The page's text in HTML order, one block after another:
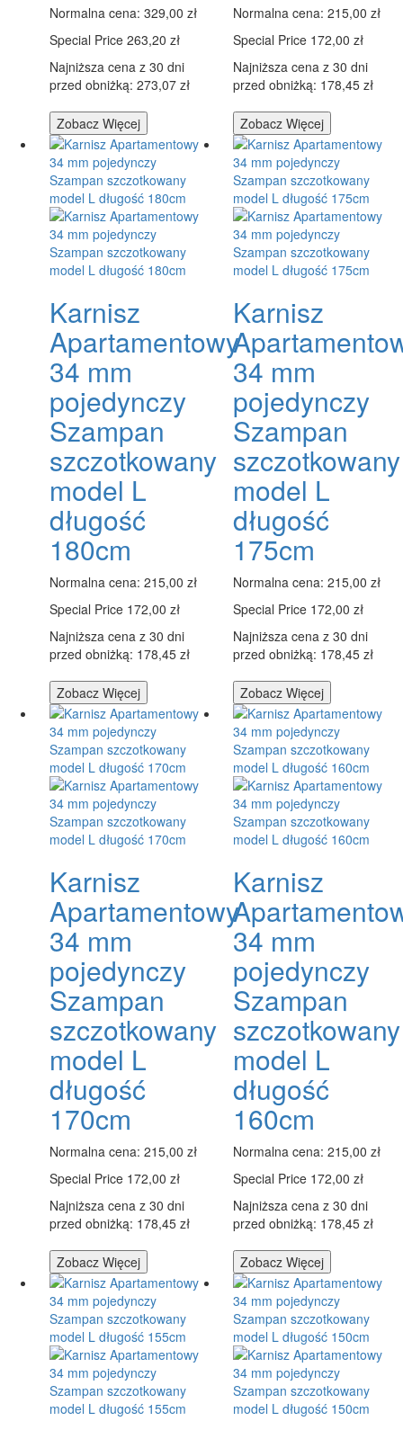
Normalna cena: 329,00 zł
Special Price 263,20 zł
Najniższa cena z 30 dni
przed obniżką: 273,07 zł
Zobacz Więcej
Normalna cena: 215,00 zł
Special Price 172,00 zł
Najniższa cena z 30 dni
przed obniżką: 178,45 zł
Zobacz Więcej
Karnisz
Apartamentowy
34 mm
pojedynczy
Szampan
szczotkowany
model L
długość
180cm
Normalna cena: 215,00 zł
Special Price 172,00 zł
Najniższa cena z 30 dni
przed obniżką: 178,45 zł
Zobacz Więcej
Karnisz
34 mm
pojedynczy
Szampan
szczotkowany
model L
długość
175cm
Normalna cena: 215,00 zł
Special Price 172,00 zł
Najniższa cena z 30 dni
przed obniżką: 178,45 zł
Zobacz Więcej
Karnisz
Apartamentowy
34 mm
pojedynczy
Szampan
szczotkowany
model L
długość
170cm
Normalna cena: 215,00 zł
Special Price 172,00 zł
Najniższa cena z 30 dni
przed obniżką: 178,45 zł
Zobacz Więcej
Karnisz
34 mm
pojedynczy
Szampan
szczotkowany
model L
długość
160cm
Normalna cena: 215,00 zł
Special Price 172,00 zł
Najniższa cena z 30 dni
przed obniżką: 178,45 zł
Zobacz Więcej